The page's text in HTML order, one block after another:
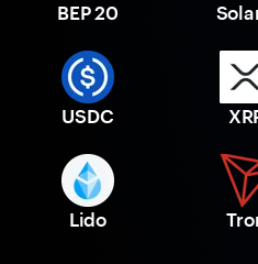
BEP 20
USDC
Lido